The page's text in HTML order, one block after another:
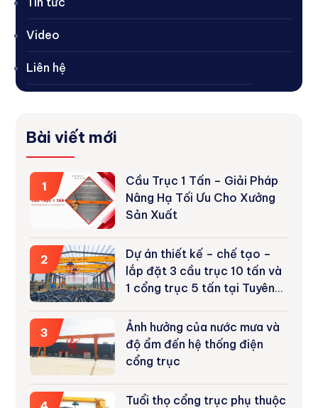
Video
Liên hệ
Bài viết mới
1
Cầu Trục 1 Tấn – Giải Pháp
Nâng Hạ Tối Ưu Cho Xưởng
Sản Xuất
2
Dự án thiết kế – chế tạo –
lắp đặt 3 cầu trục 10 tấn và
1 cổng trục 5 tấn tại Tuyên
3
Ảnh hưởng của nước mưa và
độ ẩm đến hệ thống điện
cổng trục
Tuổi thọ cổng trục phụ thuộc